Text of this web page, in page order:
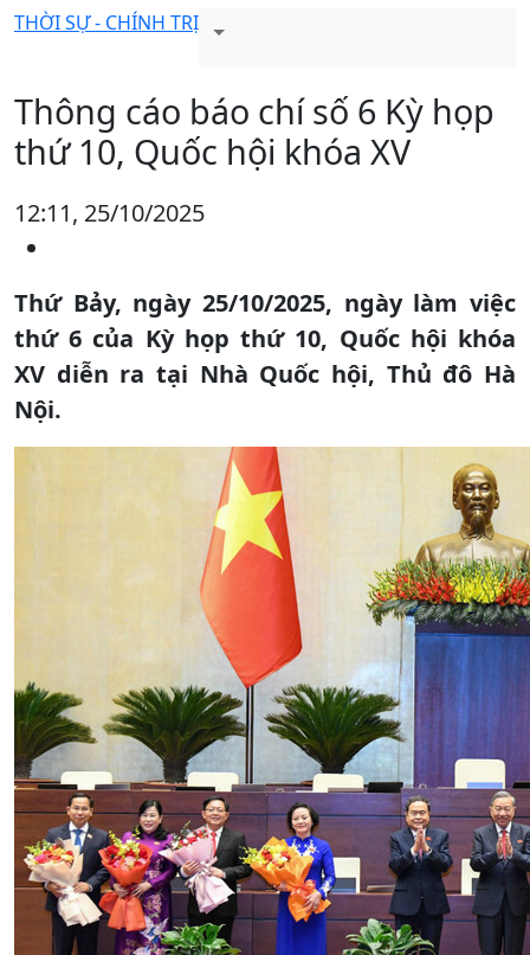
THỜI SỰ - CHÍNH TRỊ
Thông cáo báo chí số 6 Kỳ họp
thứ 10, Quốc hội khóa XV
12:11, 25/10/2025
Thứ Bảy, ngày 25/10/2025, ngày làm việc
thứ 6 của Kỳ họp thứ 10, Quốc hội khóa
XV diễn ra tại Nhà Quốc hội, Thủ đô Hà
Nội.